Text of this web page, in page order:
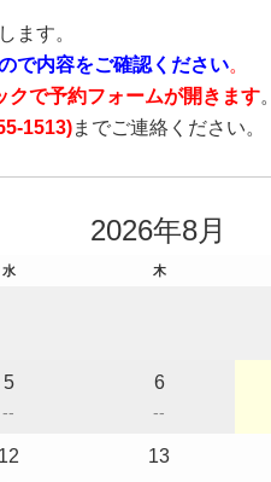
ます。
で内容をご確認ください。
クで予約フォームが開きます。
1513)までご連絡ください。
2026年8月
水 木
5
--
6
--
12 13